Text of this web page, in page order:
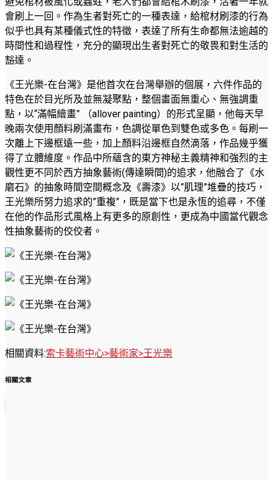
會刷上一回。作為生者對死亡的一種表達，給棺材刷漆的行為
似乎也具有某種儀式性的特徵，表達了所有生命都無法逾越的
時間性和過程性，充分的顯現出生者對死亡的敬畏和對生活的
豁達。
《王光樂-在台灣》是他首次在台灣舉辦的個展，六件作品的
特色在於目光所及並無凝聚點，整個畫面無重心、無強調重
點，以“滿幅繪畫” （allover painting）的形式呈顯，他每天早
晚兩次使用顏料刷滿畫布，色調從單色到雙色或多色。每刷一
次離上下邊框遠一些，加上顏料沿邊框自然滴落，作品幾乎獲
得了立體維度。作品中所蘊含的東方神秘主義精神和強烈的主
觀性更不同於西方抽象藝術(傳達瞬間)的追求，他融合了《水
磨石》的抽象時間空間概念及《壽漆》以”肌理”堆疊的技巧，
王光樂所努力追求的”重複”，既是當下也是永恆的追尋，不僅
在他的作品形式風格上有更多的原創性，更成為中國當代觀念
性抽象藝術的佼佼者。
相關資料:索卡藝術中心>藝術家>王光樂
相關文章